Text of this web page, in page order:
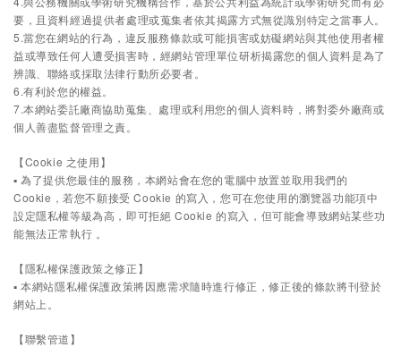
要，且資料經過提供者處理或蒐集者依其揭露方式無從識別特定之當事人。
5.當您在網站的行為，違反服務條款或可能損害或妨礙網站與其他使用者權
益或導致任何人遭受損害時，經網站管理單位研析揭露您的個人資料是為了
辨識、聯絡或採取法律行動所必要者。
6.有利於您的權益。
7.本網站委託廠商協助蒐集、處理或利用您的個人資料時，將對委外廠商或
個人善盡監督管理之責。
【Cookie 之使用】
▪ 為了提供您最佳的服務，本網站會在您的電腦中放置並取用我們的
Cookie，若您不願接受 Cookie 的寫入，您可在您使用的瀏覽器功能項中
設定隱私權等級為高，即可拒絕 Cookie 的寫入，但可能會導致網站某些功
能無法正常執行 。
【隱私權保護政策之修正】
▪ 本網站隱私權保護政策將因應需求隨時進行修正，修正後的條款將刊登於
網站上。
【聯繫管道】